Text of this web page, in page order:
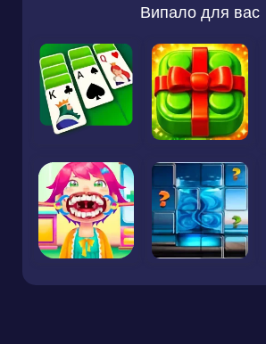
Випало для вас